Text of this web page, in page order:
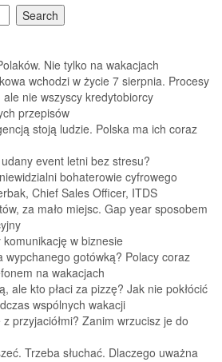
Nie tylko na wakacjach
wchodzi w życie 7 sierpnia. Procesy
nie wszyscy kredytobiorcy
przepisów
stoją ludzie. Polska ma ich coraz
event letni bez stresu?
bohaterowie cyfrowego
Chief Sales Officer, ITDS
za mało miejsc. Gap year sposobem
komunikację w biznesie
wypchanego gotówką? Polacy coraz
na wakacjach
ale kto płaci za pizzę? Jak nie pokłócić
wspólnych wakacji
przyjaciółmi? Zanim wrzucisz je do
Trzeba słuchać. Dlaczego uważna